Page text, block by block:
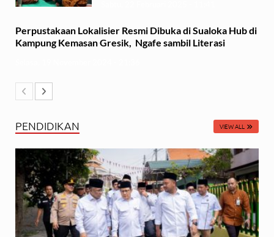
Perpustakaan Lokalisier Resmi Dibuka di Sualoka Hub di
Kampung Kemasan Gresik, Ngafe sambil Literasi
PENDIDIKAN VIEW ALL